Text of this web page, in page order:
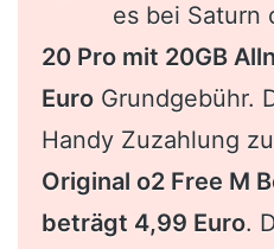
es bei Saturn
20 Pro mit 20GB
Euro Grundgebühr.
Handy Zuzahlung
Original o2 Free M
beträgt 4,99 Euro.